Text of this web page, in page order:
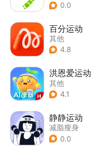
0.0
百分运动
其他
4.8
洪恩爱运动
其他
4.1
静静运动
减脂瘦身
0.0